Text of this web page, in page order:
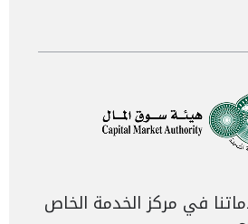
في مركز الخدمة الخاص